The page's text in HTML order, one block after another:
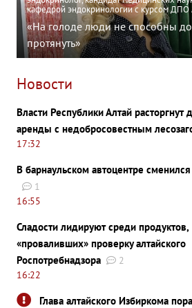
кафедрой эндокринологии с курсом
«На голоде люди не способны
протянуть»
Новости
Власти Республики Алтай расторгнут
аренды с недобросовестным
17:32
В барнаульском автоцентре
1
16:55
Сладости лидируют среди продуктов,
«проваливших» проверку алтайского
Роспотребнадзора
2
16:22
Глава алтайского Избиркома